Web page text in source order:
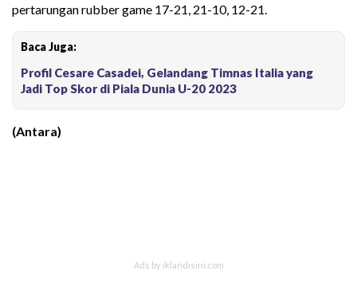
pertarungan rubber game 17-21, 21-10, 12-21.
Baca Juga:
Profil Cesare Casadei, Gelandang Timnas Italia yang
Jadi Top Skor di Piala Dunia U-20 2023
(Antara)